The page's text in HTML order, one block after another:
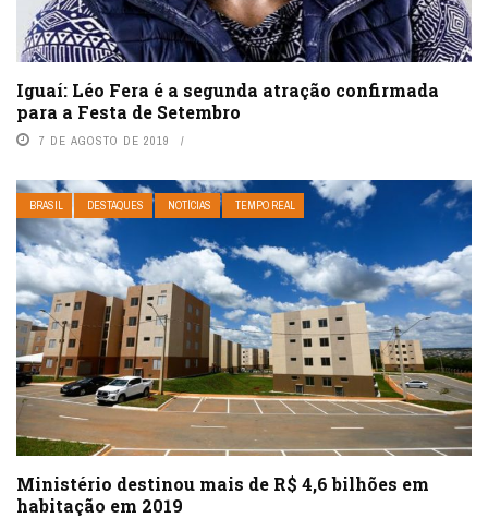
Iguaí: Léo Fera é a segunda atração confirmada
para a Festa de Setembro
7 DE AGOSTO DE 2019
BRASIL DESTAQUES NOTÍCIAS TEMPO REAL
Ministério destinou mais de R$ 4,6 bilhões em
habitação em 2019